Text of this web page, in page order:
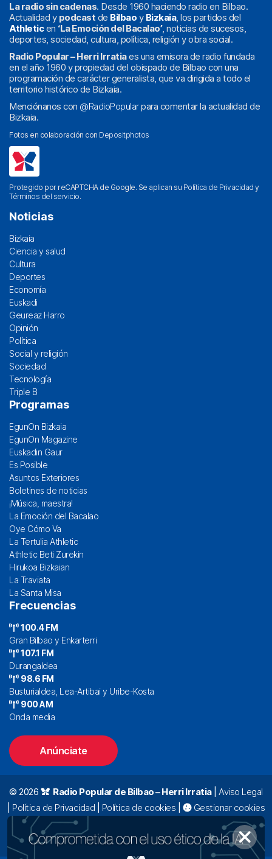
La radio sin cadenas. Desde 1960 haciendo radio en Bilbao.
Actualidad y podcast de Bilbao y Bizkaia, los partidos del
Athleticen ‘La Emoción del Bacalao’, noticias de sucesos,
deportes, sociedad, cultura, política, religión y obra social.
Radio Popular – Herri Irratiaes una emisora de radio fundada
en el año 1960 y propiedad del obispado de Bilbao con una
programación de carácter generalista, que va dirigida a todo el
territorio histórico de Bizkaia.
Menciónanos con @RadioPopularpara comentar la actualidad de
Bizkaia.
Fotos en colaboración con Depositphotos
Protegido por reCAPTCHA de Google. Se aplican su Política de Privacidad y
Términos del servicio.
Noticias
Bizkaia
Ciencia y salud
Cultura
Deportes
Economía
Euskadi
Geureaz Harro
Opinión
Política
Social y religión
Sociedad
Tecnología
Triple B
Programas
EgunOn Bizkaia
EgunOn Magazine
Euskadin Gaur
Es Posible
Asuntos Exteriores
Boletines de noticias
¡Música, maestra!
La Emoción del Bacalao
Oye Cómo Va
La Tertulia Athletic
Athletic Beti Zurekin
Hirukoa Bizkaian
La Traviata
La Santa Misa
Frecuencias
100.4 FM
Gran Bilbao y Enkarterri
107.1 FM
Durangaldea
98.6 FM
Busturialdea, Lea-Artibai y Uribe-Kosta
900 AM
Onda media
Anúnciate
© 2026 Radio Popular de Bilbao – Herri Irratia|Aviso Legal
Política de Privacidad Política de cookies
Gestionar cookies
Alda. Mazarredo, 47 – 7º 48009 Bilbao |
94 423 92 00|
oyentes@radiopopular.com